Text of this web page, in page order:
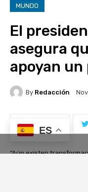
ES